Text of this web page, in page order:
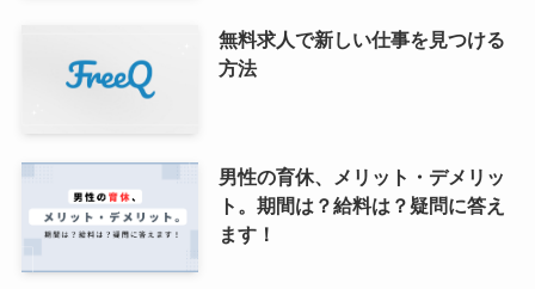
無料求人で新しい仕事を見つける
方法
男性の育休、メリット・デメリッ
ト。期間は？給料は？疑問に答え
ます！